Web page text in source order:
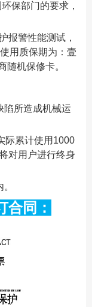
保部门的要求，
报警性能测试，
用质保期为：壹
随机保修卡。
陷所造成机械运
际累计使用1000
对用户进行终身
合同：